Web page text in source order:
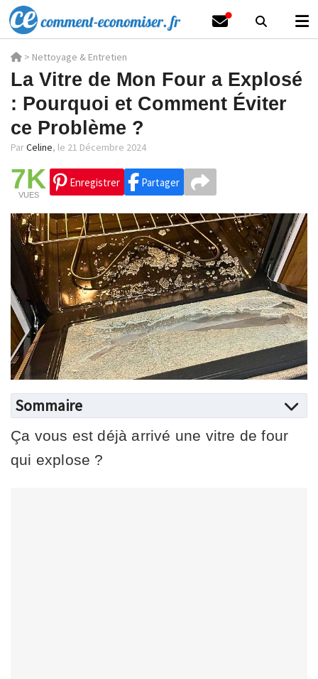
> Nettoyage & Entretien
La Vitre de Mon Four a Explosé
: Pourquoi et Comment Éviter
ce Problème ?
ParCeline, le 21 Décembre 2024
7K
VUES
Enregistrer Partager
Sommaire
Ça vous est déjà arrivé une vitre de four
qui explose ?